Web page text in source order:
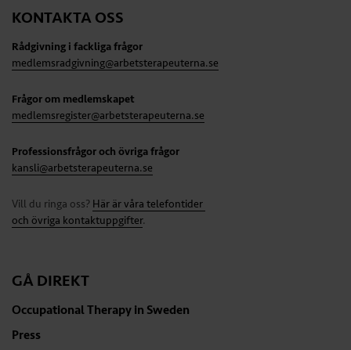
KONTAKTA OSS
Rådgivning i fackliga frågor
medlemsradgivning@arbetsterapeuterna.se
Frågor om medlemskapet
medlemsregister@arbetsterapeuterna.se
Professionsfrågor och övriga frågor
kansli@arbetsterapeuterna.se
Vill du ringa oss? Här är våra telefontider
och övriga kontaktuppgifter.
GÅ DIREKT
Occupational Therapy in Sweden
Press